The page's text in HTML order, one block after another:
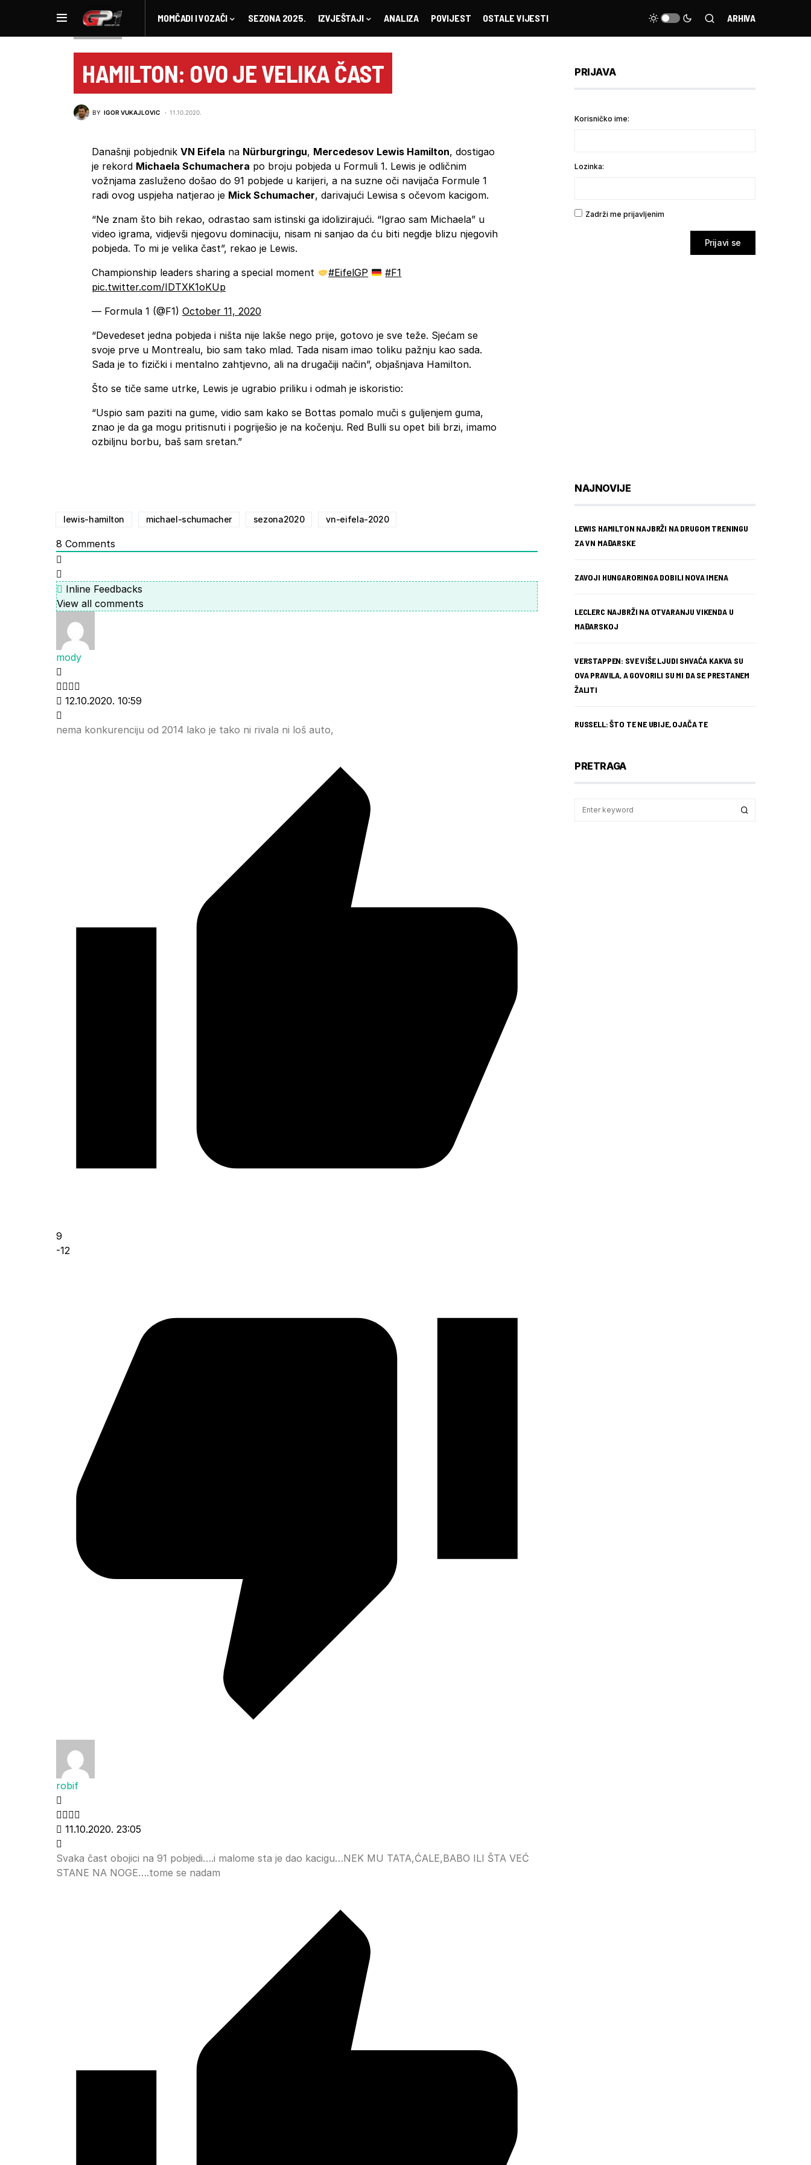
MOMČADI I VOZAČI SEZONA 2025. IZVJEŠTAJI ANALIZA POVIJEST OSTALE VIJESTI ARHIVA
HAMILTON: OVO JE VELIKA ČAST
BY IGOR VUKAJLOVIC 11.10.2020.
Današnji pobjednik VN Eifela na Nürburgringu, Mercedesov Lewis Hamilton, dostigao
je rekord Michaela Schumachera po broju pobjeda u Formuli 1. Lewis je odličnim
vožnjama zasluženo došao do 91 pobjede u karijeri, a na suzne oči navijača Formule 1
radi ovog uspjeha natjerao je Mick Schumacher, darivajući Lewisa s očevom kacigom.
“Ne znam što bih rekao, odrastao sam istinski ga idolizirajući. “Igrao sam Michaela” u
video igrama, vidjevši njegovu dominaciju, nisam ni sanjao da ću biti negdje blizu njegovih
pobjeda. To mi je velika čast”, rekao je Lewis.
Championship leaders sharing a special moment
#EifelGP
#F1
pic.twitter.com/IDTXK1oKUp
— Formula 1 (@F1) October 11, 2020
“Devedeset jedna pobjeda i ništa nije lakše nego prije, gotovo je sve teže. Sjećam se
svoje prve u Montrealu, bio sam tako mlad. Tada nisam imao toliku pažnju kao sada.
Sada je to fizički i mentalno zahtjevno, ali na drugačiji način”, objašnjava Hamilton.
Što se tiče same utrke, Lewis je ugrabio priliku i odmah je iskoristio:
“Uspio sam paziti na gume, vidio sam kako se Bottas pomalo muči s guljenjem guma,
znao je da ga mogu pritisnuti i pogriješio je na kočenju. Red Bulli su opet bili brzi, imamo
ozbiljnu borbu, baš sam sretan.”
lewis-hamilton michael-schumacher sezona2020 vn-eifela-2020
8 Comments
Inline Feedbacks
View all comments
mody
12.10.2020. 10:59
nema konkurenciju od 2014 lako je tako ni rivala ni loš auto,
9
-12
robif
11.10.2020. 23:05
Svaka čast obojici na 91 pobjedi….i malome sta je dao kacigu…NEK MU TATA,ĆALE,BABO ILI ŠTA VEĆ
STANE NA NOGE….tome se nadam
PRIJAVA
Korisničko ime:
Lozinka:
Zadrži me prijavljenim
Prijavi se
NAJNOVIJE
LEWIS HAMILTON NAJBRŽI NA DRUGOM TRENINGU
ZA VN MAĐARSKE
ZAVOJI HUNGARORINGA DOBILI NOVA IMENA
LECLERC NAJBRŽI NA OTVARANJU VIKENDA U
MAĐARSKOJ
VERSTAPPEN: SVE VIŠE LJUDI SHVAĆA KAKVA SU
OVA PRAVILA, A GOVORILI SU MI DA SE PRESTANEM
ŽALITI
RUSSELL: ŠTO TE NE UBIJE, OJAČA TE
PRETRAGA